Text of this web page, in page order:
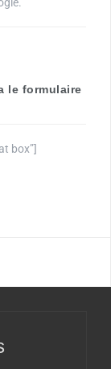
le formulaire
box”]